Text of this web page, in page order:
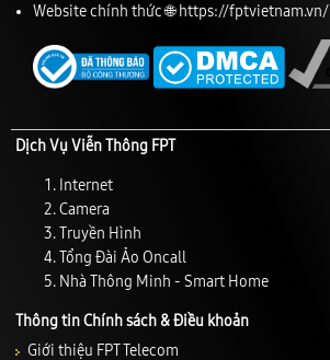
Website chính thức 🌐 https://fptvietnam.vn/
Dịch Vụ Viễn Thông FPT
Internet
Camera
Truyền Hình
Tổng Đài Ảo Oncall
Nhà Thông Minh - Smart Home
Thông tin Chính sách & Điều khoản
Giới thiệu FPT Telecom